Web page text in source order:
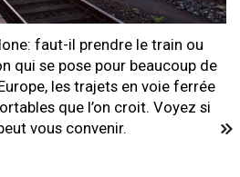
faut-il prendre le train ou
qui se pose pour beaucoup de
les trajets en voie ferrée
que l’on croit. Voyez si
vous convenir.